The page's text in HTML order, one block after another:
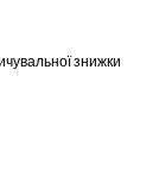
знижки